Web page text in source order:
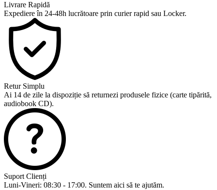
Livrare Rapidă
Expediere în 24-48h lucrătoare prin curier rapid sau Locker.
Retur Simplu
Ai 14 de zile la dispoziție să returnezi produsele fizice (carte tipărită,
audiobook CD).
Suport Clienți
Luni-Vineri: 08:30 - 17:00. Suntem aici să te ajutăm.